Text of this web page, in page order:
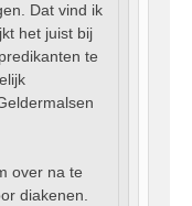
Dat vind ik
het juist bij
te
over na te
diakenen.